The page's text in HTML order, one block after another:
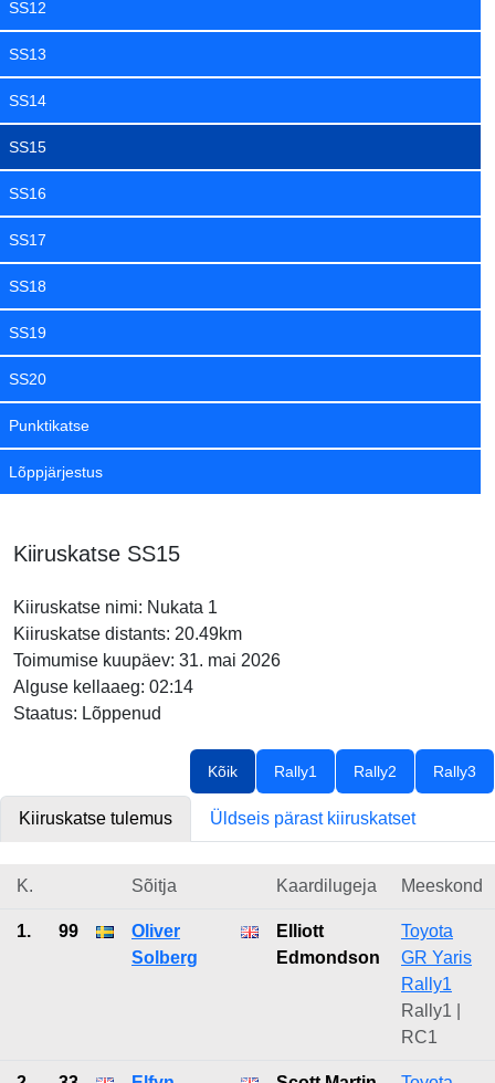
SS12
SS13
SS14
SS15
SS16
SS17
SS18
SS19
SS20
Punktikatse
Lõppjärjestus
Kiiruskatse SS15
Kiiruskatse nimi: Nukata 1
Kiiruskatse distants: 20.49km
Toimumise kuupäev: 31. mai 2026
Alguse kellaaeg: 02:14
Staatus: Lõppenud
Kõik Rally1 Rally2 Rally3
Kiiruskatse tulemus Üldseis pärast kiiruskatset
K. Sõitja Kaardilugeja Meeskond
1. 99
Oliver
Solberg
Elliott
Edmondson
Toyota
GR Yaris
Rally1
Rally1 |
RC1